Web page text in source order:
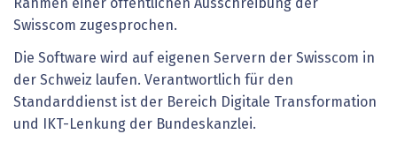
Rahmen einer öffentlichen Ausschreibung der
Swisscom zugesprochen.
Die Software wird auf eigenen Servern der Swisscom in
der Schweiz laufen. Verantwortlich für den
Standarddienst ist der Bereich Digitale Transformation
und IKT-Lenkung der Bundeskanzlei.